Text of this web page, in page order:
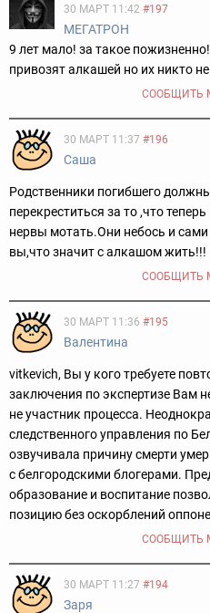
30 МАРТ 11:42 #197
МЕГАТРОН
9 лет мало! за такое
привозят алкашей но их никто
СООБЩИТЬ
30 МАРТ 11:37 #196
Саша
Родственники погибшего
перекреститься за то ,что
нервы мотать.Они небось и
вы,что значит с алкашом жить!!!
СООБЩИТЬ
30 МАРТ 11:36 #195
Валентина
vitkevich, Вы у кого требуете
заключения по экспертизе Вам
не участник процесса.
следственного управления по
озвучивала причину смерти
с белгородскими блогерами.
образование и воспитание
позицию без оскорблений
СООБЩИТЬ
30 МАРТ 11:27 #194
Заря